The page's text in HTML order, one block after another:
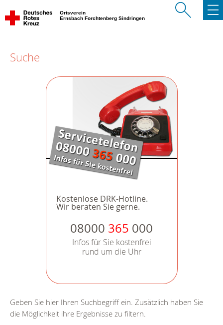
Ortsverein
Ernsbach Forchtenberg Sindringen
Suche
Kostenlose DRK-Hotline.
Wir beraten Sie gerne.
08000 365 000
Infos für Sie kostenfrei
rund um die Uhr
Geben Sie hier Ihren Suchbegriff ein. Zusätzlich haben Sie
die Möglichkeit ihre Ergebnisse zu filtern.